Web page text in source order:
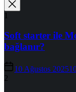
1
Soft starter ile
bağlanır?
10 Ağustos 2025
2